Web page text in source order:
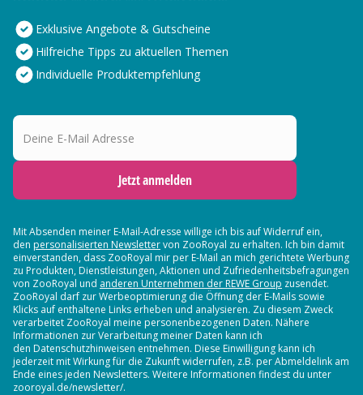
Exklusive Angebote & Gutscheine
Hilfreiche Tipps zu aktuellen Themen
Individuelle Produktempfehlung
Deine E-Mail Adresse
Jetzt anmelden
Mit Absenden meiner E-Mail-Adresse willige ich bis auf Widerruf ein,
den personalisierten Newslettervon ZooRoyal zu erhalten. Ich bin damit
einverstanden, dass ZooRoyal mir per E-Mail an mich gerichtete Werbung
zu Produkten, Dienstleistungen, Aktionen und Zufriedenheitsbefragungen
von ZooRoyal und anderen Unternehmen der REWE Group zusendet.
ZooRoyal darf zur Werbeoptimierung die Öffnung der E-Mails sowie
Klicks auf enthaltene Links erheben und analysieren. Zu diesem Zweck
verarbeitet ZooRoyal meine personenbezogenen Daten. Nähere
Informationen zur Verarbeitung meiner Daten kann ich
den Datenschutzhinweisen entnehmen. Diese Einwilligung kann ich
jederzeit mit Wirkung für die Zukunft widerrufen, z.B. per Abmeldelink am
Ende eines jeden Newsletters. Weitere Informationen findest du unter
zooroyal.de/newsletter/.